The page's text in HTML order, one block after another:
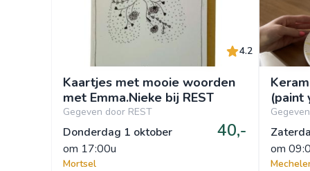
4.2
Kaartjes met mooie woorden
met Emma.Nieke bij REST
Gegeven door REST
Donderdag 1 oktober
om 17:00u
40,-
Mortsel
(paint
om